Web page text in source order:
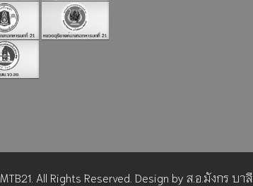
MTB21. All Rights Reserved. Design by ส.อ.มังกร บาลี